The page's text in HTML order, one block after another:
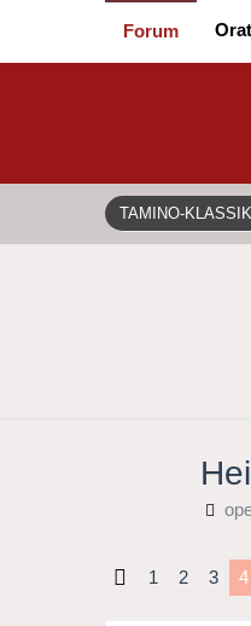
Forum
TAMINO-
1 2 3 4